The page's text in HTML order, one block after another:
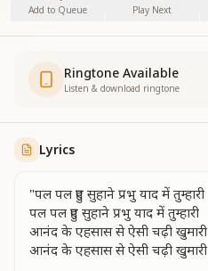
Add to Queue Play Next
Ringtone Available
Listen & download ringtone
Lyrics
"पल पल हुए सुहाने प्रभु याद में तुम्हारी
पल पल हुए सुहाने प्रभु याद में तुम्हारी
आनंद के एहसास से ऐसी चढ़ी खुमारी
आनंद के एहसास से ऐसी चढ़ी खुमारी